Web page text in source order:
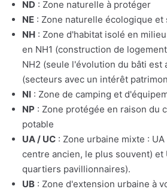
ND : Zone naturelle à protéger
NE : Zone naturelle écologique et
NH : Zone d'habitat isolé en
en NH1 (construction de
NH2 (seule l'évolution du bâti est
(secteurs avec un intérêt
NI : Zone de camping et
NP : Zone protégée en raison du
potable
UA / UC : Zone urbaine mixte :
centre ancien, le plus souvent) et
quartiers pavillionnaires).
UB : Zone d'extension urbaine à